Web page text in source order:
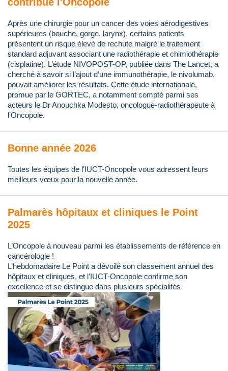
Après une chirurgie pour un cancer des voies aérodigestives
supérieures (bouche, gorge, larynx), certains patients
présentent un risque élevé de rechute malgré le traitement
standard adjuvant associant une radiothérapie et chimiothérapie
(cisplatine). L’étude NIVOPOST-OP, publiée dans The Lancet, a
cherché à savoir si l’ajout d’une immunothérapie, le nivolumab,
pouvait améliorer les résultats. Cette étude internationale,
promue par le GORTEC, a notamment compté parmi ses
acteurs le Dr Anouchka Modesto, oncologue-radiothérapeute à
l’Oncopole.
Bonne année 2026
Toutes les équipes de l'IUCT-Oncopole vous adressent leurs
meilleurs vœux pour la nouvelle année.
Palmarès hôpitaux et cliniques le Point
2025
L’Oncopole à nouveau parmi les établissements de référence en
cancérologie !
L’hebdomadaire Le Point a dévoilé son classement annuel des
hôpitaux et cliniques, et l’IUCT-Oncopole confirme son
excellence et se distingue dans plusieurs spécialités